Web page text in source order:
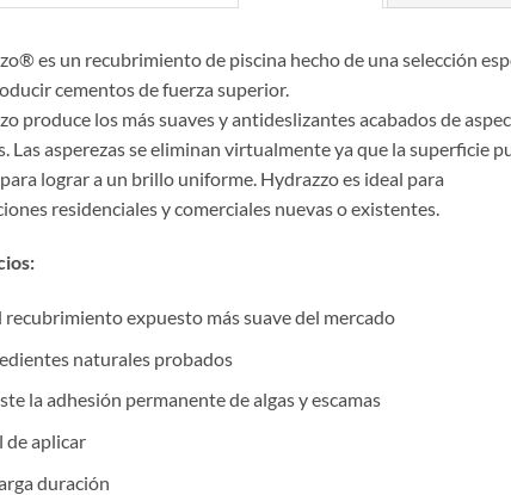
es un recubrimiento de piscina hecho de una selección
cementos de fuerza superior.
produce los más suaves y antideslizantes acabados de
Las asperezas se eliminan virtualmente ya que la superficie
lograr a un brillo uniforme. Hydrazzo es ideal para
residenciales y comerciales nuevas o existentes.
recubrimiento expuesto más suave del mercado
naturales probados
la adhesión permanente de algas y escamas
de aplicar
duración